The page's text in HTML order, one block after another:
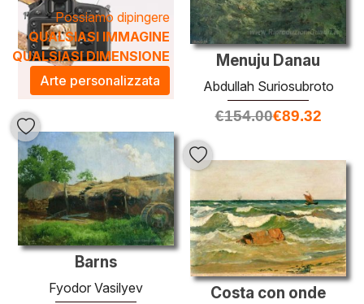
Possiamo dipingere
QUALSIASI IMMAGINE
QUALSIASI DIMENSIONE
Arte personalizzata
Menuju Danau
Abdullah Suriosubroto
€154.00€89.32
Barns
Fyodor Vasilyev Costa con onde